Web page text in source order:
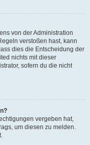
von der Administration
verstoßen hast, kann
dies die Entscheidung der
nichts mit dieser
sofern du die nicht
vergeben hat,
um diesen zu melden.